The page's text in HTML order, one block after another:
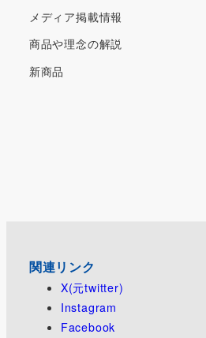
メディア掲載情報
商品や理念の解説
新商品
関連リンク
X(元twitter)
Instagram
Facebook